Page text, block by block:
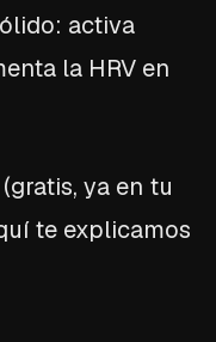
activa
la HRV en
ya en tu
te explicamos